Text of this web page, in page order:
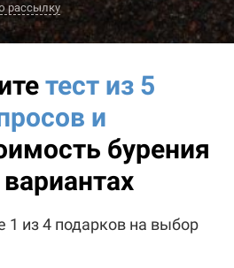
рассылку
тест из 5
и
бурения
1 из 4 подарков на выбор